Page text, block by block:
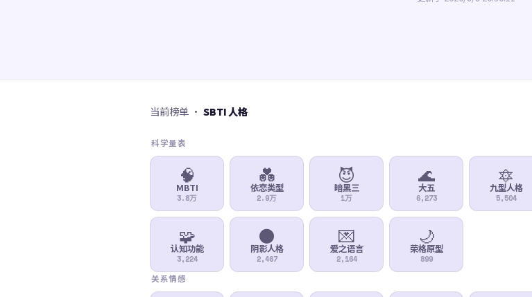
当前榜单 · SBTI 人格
科学量表
🧠
MBTI
3.8万
💑
依恋类型
2.9万
😈
暗黑三
1万
🌊
大五
6,273
🔯
九型人格
5,504
🧩
认知功能
3,224
🌑
阴影人格
2,467
💌
爱之语言
2,164
🌙
荣格原型
899
关系情感